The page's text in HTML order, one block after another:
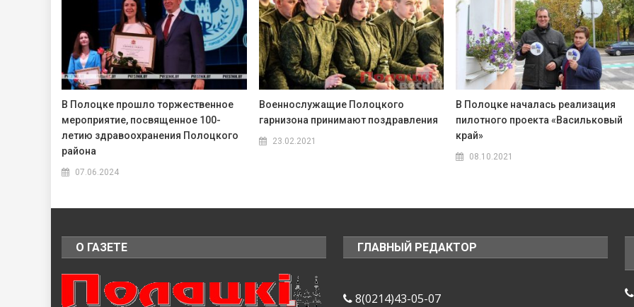
В Полоцке прошло торжественное
мероприятие, посвященное 100-
летию здравоохранения Полоцкого
района
07.06.2024
Военнослужащие Полоцкого
гарнизона принимают поздравления
23.02.2021
В Полоцке началась реализация
пилотного проекта «Васильковый
край»
08.10.2021
О ГАЗЕТЕ ГЛАВНЫЙ РЕДАКТОР
8(0214)43-05-07